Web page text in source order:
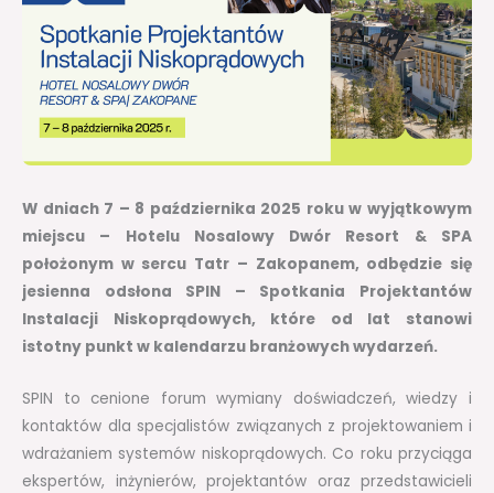
W dniach 7 – 8 października 2025 roku w wyjątkowym
miejscu – Hotelu Nosalowy Dwór Resort & SPA
położonym w sercu Tatr – Zakopanem, odbędzie się
jesienna odsłona SPIN – Spotkania Projektantów
Instalacji Niskoprądowych, które od lat stanowi
istotny punkt w kalendarzu branżowych wydarzeń.
SPIN to cenione forum wymiany doświadczeń, wiedzy i
kontaktów dla specjalistów związanych z projektowaniem i
wdrażaniem systemów niskoprądowych. Co roku przyciąga
ekspertów, inżynierów, projektantów oraz przedstawicieli